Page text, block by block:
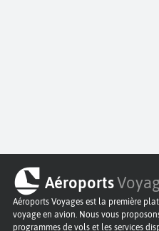
Aéroports
Aéroports Voyages est la première
voyage en avion. Nous vous
programmes de vols et les services